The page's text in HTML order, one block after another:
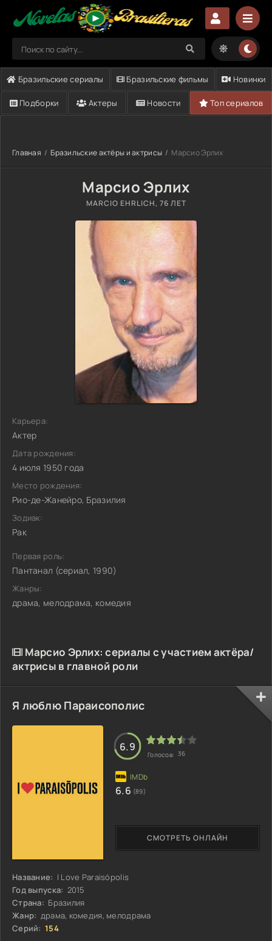
Бразильские сериалы Бразильские фильмы Новинки
Подборки Актеры Новости Топ сериалов
Главная Бразильские актёры и актрисы Марсио Эрлих
Марсио Эрлих
MARCIO EHRLICH, 76 ЛЕТ
Карьера:
Актер
Дата рождения:
4 июля 1950 года
Место рождения:
Рио-де-Жанейро, Бразилия
Зодиак:
Рак
Первая роль:
Пантанал (сериал, 1990)
Жанры:
драма, мелодрама, комедия
Марсио Эрлих: сериалы с участием актёра/
актрисы в главной роли
Я люблю Параисополис
Название: I Love Paraisópolis
Год выпуска: 2015
Страна: Бразилия
Жанр: драма, комедия, мелодрама
Серий: 154
СМОТРЕТЬ ОНЛАЙН
6.9
Голосов: 36
6.6 (89)